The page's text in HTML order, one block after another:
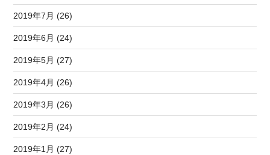
2019年7月 (26)
2019年6月 (24)
2019年5月 (27)
2019年4月 (26)
2019年3月 (26)
2019年2月 (24)
2019年1月 (27)